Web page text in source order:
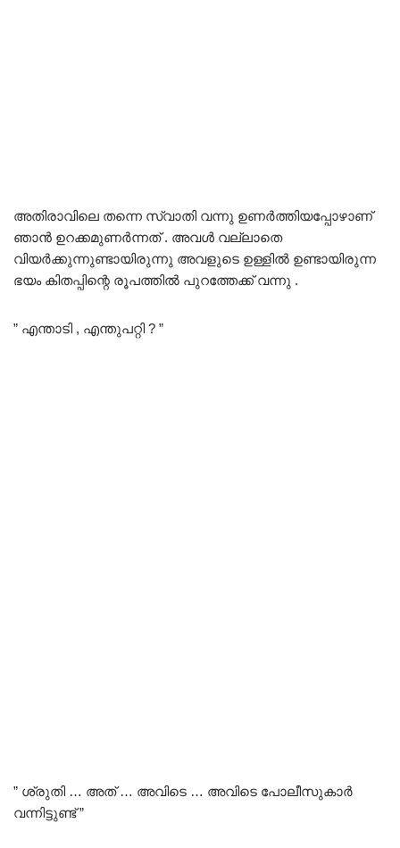
അതിരാവിലെ തന്നെ സ്വാതി വന്നു ഉണർത്തിയപ്പോഴാണ്
ഞാൻ ഉറക്കമുണർന്നത് . അവൾ വല്ലാതെ
വിയർക്കുന്നുണ്ടായിരുന്നു അവളുടെ ഉള്ളിൽ ഉണ്ടായിരുന്ന
ഭയം കിതപ്പിന്റെ രൂപത്തിൽ പുറത്തേക്ക് വന്നു .
” എന്താടി , എന്തുപറ്റി ? ”
” ശ്രുതി … അത് … അവിടെ … അവിടെ പോലീസുകാർ
വന്നിട്ടുണ്ട് ”